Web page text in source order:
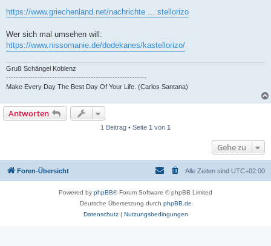
https://www.griechenland.net/nachrichte ... stellorizo
Wer sich mal umsehen will:
https://www.nissomanie.de/dodekanes/kastellorizo/
Gruß Schängel Koblenz
----------------------------------------------------------
Make Every Day The Best Day Of Your Life. (Carlos Santana)
Antworten
1 Beitrag • Seite 1 von 1
Gehe zu
Foren-Übersicht Alle Zeiten sind UTC+02:00
Powered by phpBB® Forum Software © phpBB Limited
Deutsche Übersetzung durch phpBB.de
Datenschutz| Nutzungsbedingungen